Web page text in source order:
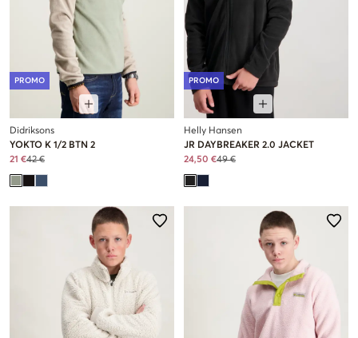
PROMO
Didriksons
YOKTO K 1/2 BTN 2
21 €42 €
PROMO
Helly Hansen
JR DAYBREAKER 2.0 JACKET
24,50 €49 €